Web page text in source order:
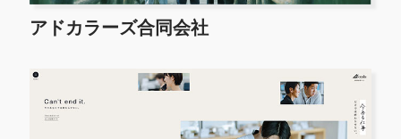
アドカラーズ合同会社